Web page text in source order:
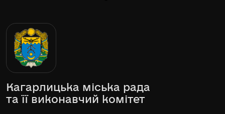
Кагарлицька міська рада
та її виконавчий комітет